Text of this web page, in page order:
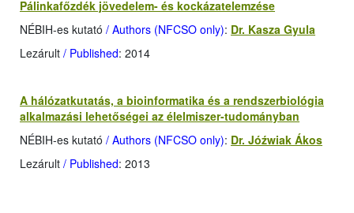
Pálinkafőzdék jövedelem- és kockázatelemzése
NÉBIH-es kutató / Authors (NFCSO only): Dr. Kasza Gyula
Lezárult / Published: 2014
A hálózatkutatás, a bioinformatika és a rendszerbiológia
alkalmazási lehetőségei az élelmiszer-tudományban
NÉBIH-es kutató / Authors (NFCSO only): Dr. Jóźwiak Ákos
Lezárult / Published: 2013